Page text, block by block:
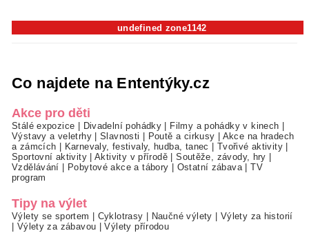
undefined zone1142
Co najdete na Ententýky.cz
Akce pro děti
Stálé expozice Divadelní pohádky Filmy a pohádky v kinech
Výstavy a veletrhy|Slavnosti Poutě a cirkusy
Akce na hradech
a zámcích
Karnevaly, festivaly, hudba, tanec Tvořivé aktivity
Sportovní aktivity|Aktivity v přírodě |Soutěže, závody, hry
Vzdělávání
Pobytové akce a tábory Ostatní zábava|TV
program
Tipy na výlet
Výlety se sportem Cyklotrasy Naučné výlety
Výlety za historií
Výlety za zábavou |Výlety přírodou